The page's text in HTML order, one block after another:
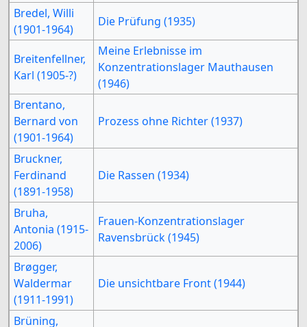
Bredel, Willi
(1901-1964)
Die Prüfung (1935)
Breitenfellner,
Karl (1905-?)
Meine Erlebnisse im
Konzentrationslager Mauthausen
(1946)
Brentano,
Bernard von
(1901-1964)
Prozess ohne Richter (1937)
Bruckner,
Ferdinand
(1891-1958)
Die Rassen (1934)
Bruha,
Antonia (1915-
2006)
Frauen-Konzentrationslager
Ravensbrück (1945)
Brøgger,
Waldermar
(1911-1991)
Die unsichtbare Front (1944)
Brüning,